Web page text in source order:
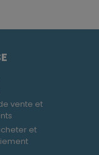
vente et
et